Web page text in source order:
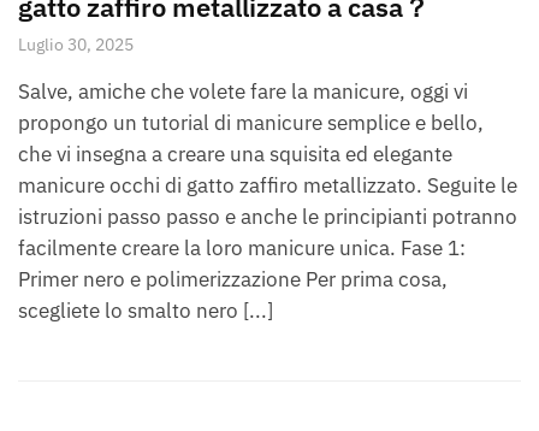
Luglio 30, 2025
Salve, amiche che volete fare la manicure, oggi vi
propongo un tutorial di manicure semplice e bello,
che vi insegna a creare una squisita ed elegante
manicure occhi di gatto zaffiro metallizzato. Seguite le
istruzioni passo passo e anche le principianti potranno
facilmente creare la loro manicure unica. Fase 1:
Primer nero e polimerizzazione Per prima cosa,
scegliete lo smalto nero [...]